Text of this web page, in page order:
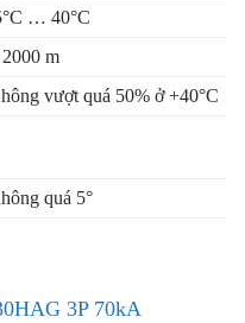
… 40°C
m
vượt quá 50% ở +40°C
quá 5°
3P 70kA